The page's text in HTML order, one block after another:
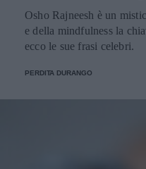
Osho Rajneesh è un
e della mindfulness la
ecco le sue frasi celebri.
PERDITA DURANGO